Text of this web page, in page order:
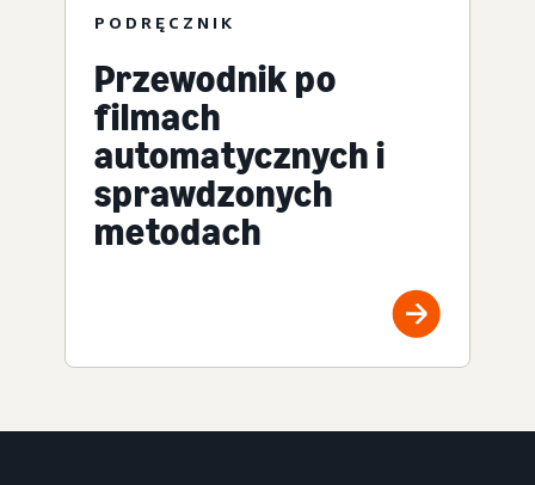
PODRĘCZNIK
Przewodnik po
filmach
automatycznych i
sprawdzonych
metodach